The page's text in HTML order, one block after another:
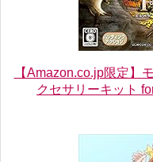
【Amazon.co.jp限定】
クセサリーキット